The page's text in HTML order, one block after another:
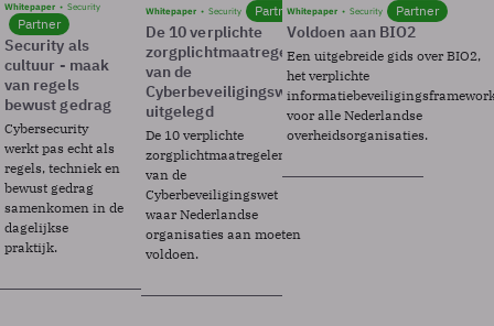
Whitepaper Security
Partner
Security als
cultuur - maak
van regels
bewust gedrag
Cybersecurity
werkt pas echt als
regels, techniek en
bewust gedrag
samenkomen in de
dagelijkse
praktijk.
Whitepaper Security Partner
De 10 verplichte
zorgplichtmaatregelen
van de
Cyberbeveiligingswet
uitgelegd
De 10 verplichte
zorgplichtmaatregelen
van de
Cyberbeveiligingswet
waar Nederlandse
organisaties aan moeten
voldoen.
Whitepaper Security Partner
Voldoen aan BIO2
Een uitgebreide gids over BIO2,
het verplichte
voor alle Nederlandse
overheidsorganisaties.